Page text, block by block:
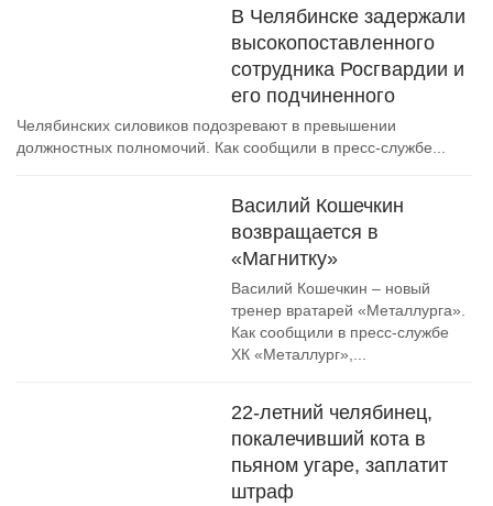
В Челябинске задержали
высокопоставленного
сотрудника Росгвардии и
его подчиненного
Челябинских силовиков подозревают в превышении
должностных полномочий. Как сообщили в пресс-службе...
Василий Кошечкин
возвращается в
«Магнитку»
Василий Кошечкин – новый
тренер вратарей «Металлурга».
Как сообщили в пресс-службе
ХК «Металлург»,...
22-летний челябинец,
покалечивший кота в
пьяном угаре, заплатит
штраф